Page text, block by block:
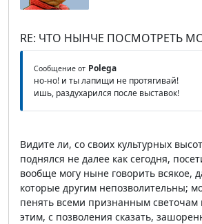
RE: ЧТО НЫНЧЕ ПОСМОТРЕТЬ
Сообщение от Polega
но-но! и ты лапищи не протягивай!
ишь, раздухарился после выставок!
Видите ли, со своих культурных
поднялся не далее как сегодня,
вообще могу ныне говорить всякое,
которые другим непозволительны;
пенять всеми признанным светочам
этим, с позволения сказать,